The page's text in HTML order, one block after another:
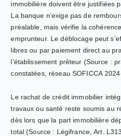
immobilière doivent être justifiées
La banque n’exige pas de
préalable, mais vérifie la
emprunteur. Le déblocage peut
libres ou par paiement direct au
l’établissement prêteur (Source :
constatées, réseau SOFICCA
Le rachat de crédit immobilier
travaux ou santé reste soumis au
dès lors que la part immobilière
total (Source : Légifrance, Art.